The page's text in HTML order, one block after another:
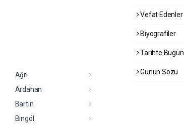
Ağrı
Ardahan
Bartın
Bingöl
Vefat Edenler
Biyografiler
Tarihte Bugün
Günün Sözü